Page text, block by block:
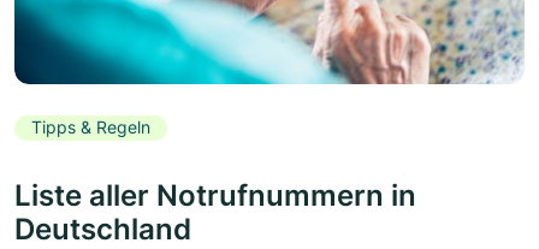
Tipps & Regeln
Liste aller Notrufnummern in
Deutschland